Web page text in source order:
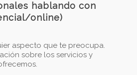
hablando con
online)
aspecto que te preocupa.
sobre los servicios y